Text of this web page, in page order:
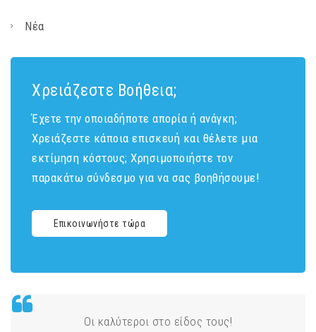
Νέα
Χρειάζεστε Βοήθεια;
Έχετε την οποιαδήποτε απορία ή ανάγκη;
Χρειάζεστε κάποια επισκευή και θέλετε μια
εκτίμηση κόστους; Χρησιμοποιήστε τον
παρακάτω σύνδεσμο για να σας βοηθήσουμε!
Επικοινωνήστε τώρα
Οι καλύτεροι στο είδος τους!